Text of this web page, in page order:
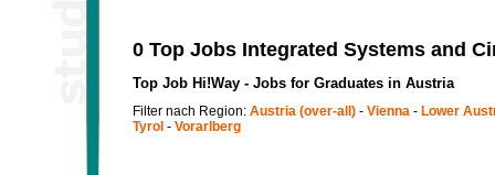
0 Top Jobs Integrated Systems and
Top Job Hi!Way - Jobs for Graduates in Austria
Filter nach Region: Austria (over-all) - Vienna - Lower
Tyrol - Vorarlberg